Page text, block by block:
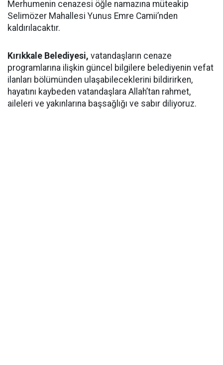
Merhumenin cenazesi öğle namazına müteakip
Selimözer Mahallesi Yunus Emre Camii’nden
kaldırılacaktır.
Kırıkkale Belediyesi, vatandaşların cenaze
programlarına ilişkin güncel bilgilere belediyenin vefat
ilanları bölümünden ulaşabileceklerini bildirirken,
hayatını kaybeden vatandaşlara Allah’tan rahmet,
aileleri ve yakınlarına başsağlığı ve sabır diliyoruz.